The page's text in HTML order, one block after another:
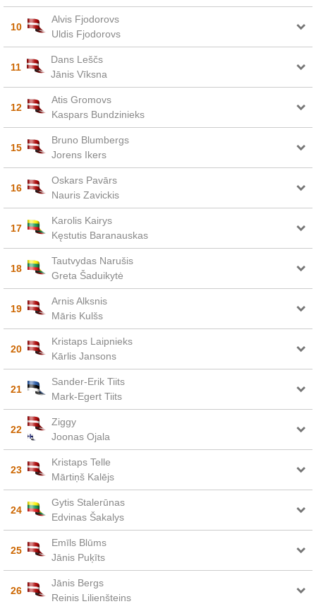
10
Alvis Fjodorovs
Uldis Fjodorovs
11
Dans Leščs
Jānis Vīksna
12
Atis Gromovs
Kaspars Bundzinieks
15
Bruno Blumbergs
Jorens Ikers
16
Oskars Pavārs
Nauris Zavickis
17
Karolis Kairys
Kęstutis Baranauskas
18
Tautvydas Narušis
Greta Šaduikytė
19
Arnis Alksnis
Māris Kulšs
20
Kristaps Laipnieks
Kārlis Jansons
21
Sander-Erik Tiits
Mark-Egert Tiits
22
Ziggy
Joonas Ojala
23
Kristaps Telle
Mārtiņš Kalējs
24
Gytis Stalerūnas
Edvinas Šakalys
25
Emīls Blūms
Jānis Puķīts
26
Jānis Bergs
Reinis Lilienšteins